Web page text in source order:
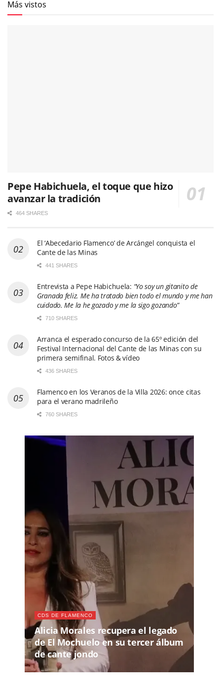
Más vistos
Pepe Habichuela, el toque que hizo
avanzar la tradición
464 SHARES
El ‘Abecedario Flamenco’ de Arcángel conquista el
Cante de las Minas
441 SHARES
Entrevista a Pepe Habichuela: “Yo soy un gitanito de
Granada feliz. Me ha tratado bien todo el mundo y me han
cuidado. Me la he gozado y me la sigo gozando”
710 SHARES
Arranca el esperado concurso de la 65º edición del
Festival Internacional del Cante de las Minas con su
primera semifinal. Fotos & vídeo
436 SHARES
Flamenco en los Veranos de la Villa 2026: once citas
para el verano madrileño
760 SHARES
CDS DE FLAMENCO
Alicia Morales recupera el legado
de El Mochuelo en su tercer álbum
de cante jondo